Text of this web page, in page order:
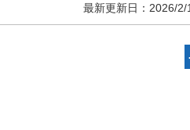
最新更新日： 2026/2/